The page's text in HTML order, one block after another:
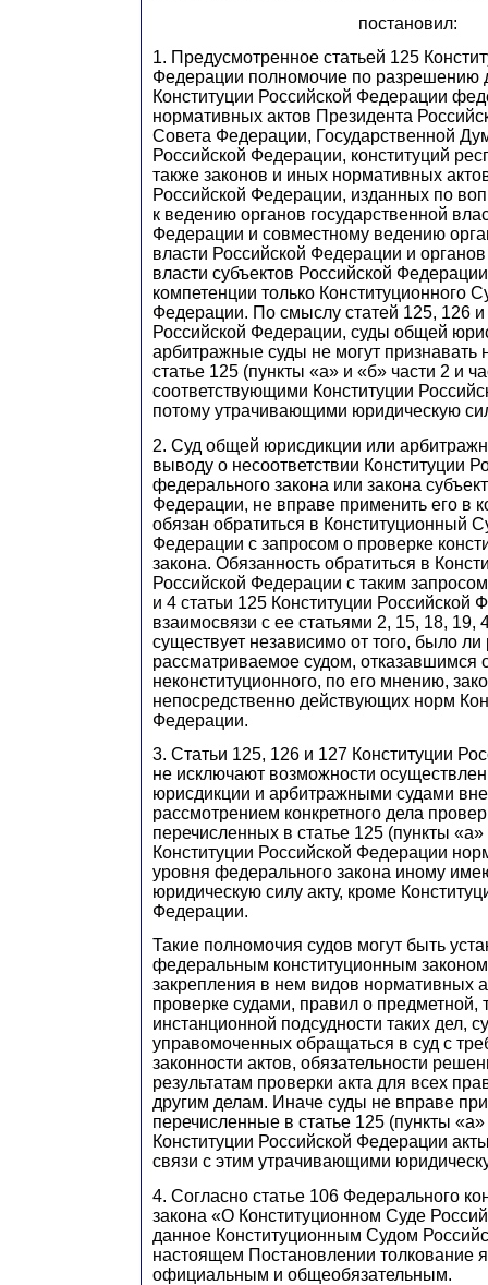
постановил:
1. Предусмотренное статьей 125
Федерации полномочие по разрешению
Конституции Российской Федерации
нормативных актов Президента
Совета Федерации, Государственной
Российской Федерации, конституций
также законов и иных нормативных
Российской Федерации, изданных по
к ведению органов государственной
Федерации и совместному ведению
власти Российской Федерации и
власти субъектов Российской
компетенции только Конституционного
Федерации. По смыслу статей 125, 126 и
Российской Федерации, суды общей
арбитражные суды не могут признавать
статье 125 (пункты «а» и «б» части 2 и
соответствующими Конституции
потому утрачивающими юридическую
2. Суд общей юрисдикции или
выводу о несоответствии Конституции
федерального закона или закона
Федерации, не вправе применить его в
обязан обратиться в Конституционный
Федерации с запросом о проверке
закона. Обязанность обратиться в
Российской Федерации с таким
и 4 статьи 125 Конституции Российской
взаимосвязи с ее статьями 2, 15, 18, 19,
существует независимо от того, было
рассматриваемое судом, отказавшимся
неконституционного, по его мнению,
непосредственно действующих норм
Федерации.
3. Статьи 125, 126 и 127 Конституции
не исключают возможности
юрисдикции и арбитражными судами вне
рассмотрением конкретного дела
перечисленных в статье 125 (пункты «а»
Конституции Российской Федерации
уровня федерального закона иному
юридическую силу акту, кроме
Федерации.
Такие полномочия судов могут быть
федеральным конституционным
закрепления в нем видов нормативных
проверке судами, правил о предметной,
инстанционной подсудности таких дел,
управомоченных обращаться в суд с
законности актов, обязательности
результатам проверки акта для всех
другим делам. Иначе суды не вправе
перечисленные в статье 125 (пункты
Конституции Российской Федерации
связи с этим утрачивающими
4. Согласно статье 106 Федерального
закона «О Конституционном Суде
данное Конституционным Судом
настоящем Постановлении толкование
официальным и общеобязательным.